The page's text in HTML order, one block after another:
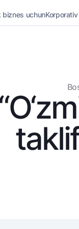
bank
(Milliy)
biznes uchun